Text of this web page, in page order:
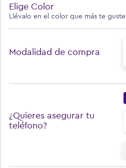
Elige Color
Llévalo en el color que más te guste
Modalidad de compra
¿Quieres asegurar tu
teléfono?